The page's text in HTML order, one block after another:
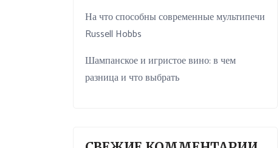
На что способны современные мультипечи
Russell Hobbs
Шампанское и игристое вино: в чем
разница и что выбрать